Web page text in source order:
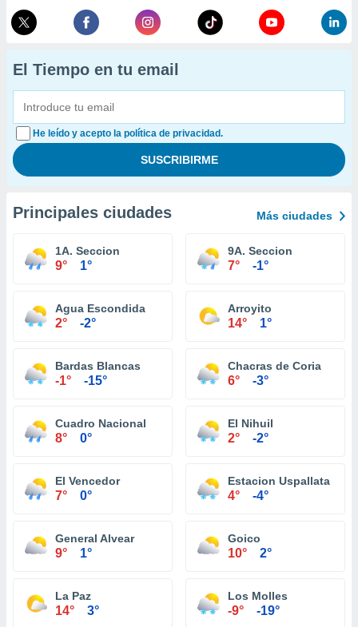
El Tiempo en tu email
He leído y acepto la política de privacidad.
Principales ciudades Más ciudades
1A. Seccion
9° 1°
9A. Seccion
7° -1°
Agua Escondida
2° -2°
Arroyito
14° 1°
Bardas Blancas
-1° -15°
Chacras de Coria
6° -3°
Cuadro Nacional
8° 0°
El Nihuil
2° -2°
El Vencedor
7° 0°
Estacion Uspallata
4° -4°
General Alvear
9° 1°
Goico
10° 2°
La Paz
14° 3°
Los Molles
-9° -19°